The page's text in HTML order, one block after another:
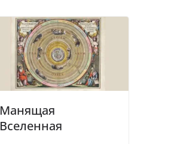
Манящая
Вселенная